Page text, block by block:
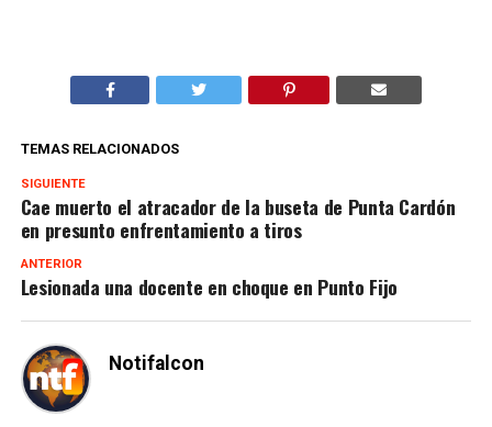
TEMAS RELACIONADOS
SIGUIENTE
Cae muerto el atracador de la buseta de Punta Cardón
en presunto enfrentamiento a tiros
ANTERIOR
Lesionada una docente en choque en Punto Fijo
Notifalcon